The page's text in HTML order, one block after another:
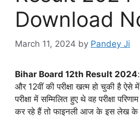
Download
March 11, 2024 by Pandey Ji
Bihar Board 12th Result 2024
और 12वीं की परीक्षा खत्म हो चुकी है ऐसे में
परीक्षा में सम्मिलित हुए थे वह परीक्षा
कर रहे हैं तो फाइनली आज के इस लेख के